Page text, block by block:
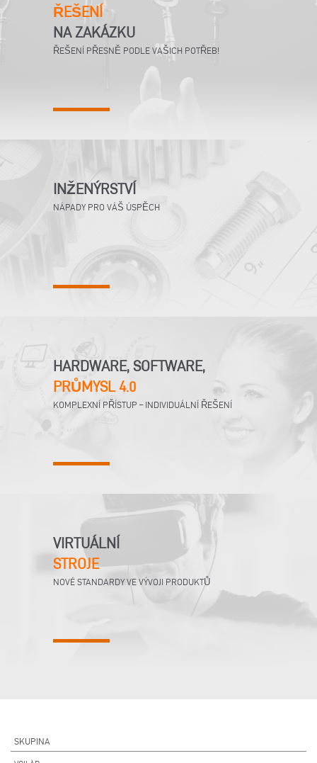
ŘEŠENÍ
NA ZAKÁZKU
ŘEŠENÍ PŘESNĚ PODLE VAŠICH POTŘEB!
INŽENÝRSTVÍ
NÁPADY PRO VÁŠ ÚSPĚCH
HARDWARE, SOFTWARE,
PRŮMYSL 4.0
KOMPLEXNÍ PŘÍSTUP – INDIVIDUÁLNÍ ŘEŠENÍ
VIRTUÁLNÍ
STROJE
NOVÉ STANDARDY VE VÝVOJI PRODUKTŮ
SKUPINA